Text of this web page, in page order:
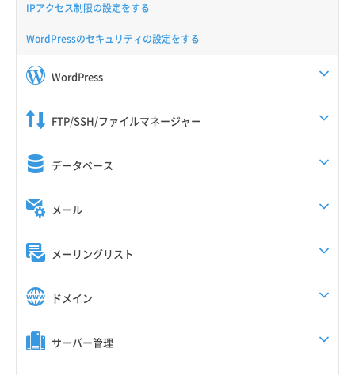
IPアクセス制限の設定をする
WordPressのセキュリティの設定をする
WordPress
FTP/SSH/ファイルマネージャー
データベース
メール
メーリングリスト
ドメイン
サーバー管理